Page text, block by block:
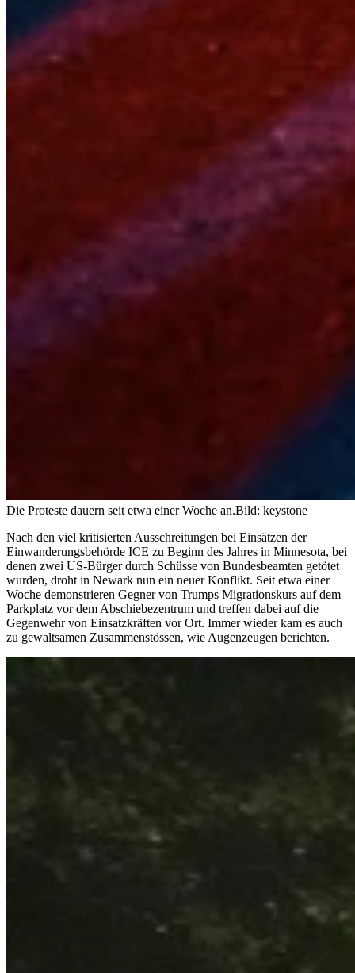
Die Proteste dauern seit etwa einer Woche an.Bild: keystone
Nach den viel kritisierten Ausschreitungen bei Einsätzen der
Einwanderungsbehörde ICE zu Beginn des Jahres in Minnesota, bei
denen zwei US-Bürger durch Schüsse von Bundesbeamten getötet
wurden, droht in Newark nun ein neuer Konflikt. Seit etwa einer
Woche demonstrieren Gegner von Trumps Migrationskurs auf dem
Parkplatz vor dem Abschiebezentrum und treffen dabei auf die
Gegenwehr von Einsatzkräften vor Ort. Immer wieder kam es auch
zu gewaltsamen Zusammenstössen, wie Augenzeugen berichten.